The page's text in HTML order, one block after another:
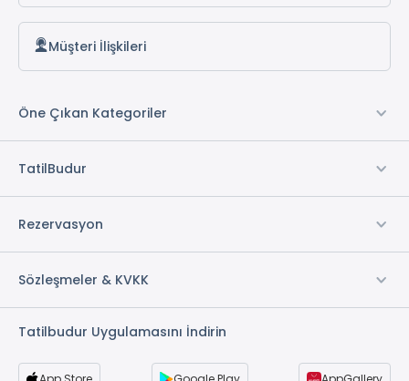
Müşteri İlişkileri
Öne Çıkan Kategoriler
TatilBudur
Rezervasyon
Sözleşmeler & KVKK
Tatilbudur Uygulamasını İndirin